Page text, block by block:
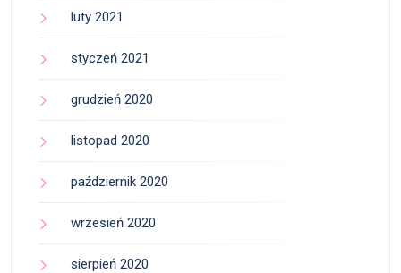
luty 2021
styczeń 2021
grudzień 2020
listopad 2020
październik 2020
wrzesień 2020
sierpień 2020